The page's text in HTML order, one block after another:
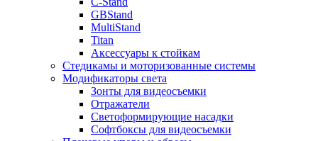
GBStand
MultiStand
Titan
Аксессуары к стойкам
Стедикамы и моторизованные системы
Модификаторы света
Зонты для видеосъемки
Отражатели
Светоформирующие насадки
Софтбоксы для видеосъемки